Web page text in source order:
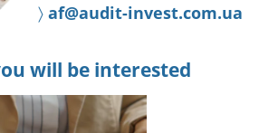
〉 af@audit-invest.com.ua
will be interested